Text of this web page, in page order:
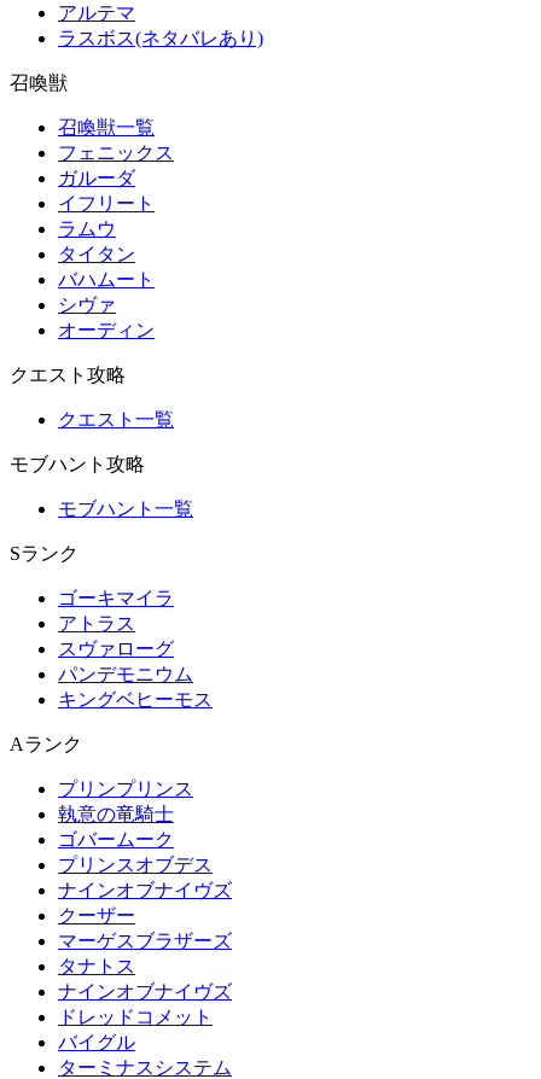
アルテマ
ラスボス(ネタバレあり)
召喚獣
召喚獣一覧
フェニックス
ガルーダ
イフリート
ラムウ
タイタン
バハムート
シヴァ
オーディン
クエスト攻略
クエスト一覧
モブハント攻略
モブハント一覧
Sランク
ゴーキマイラ
アトラス
スヴァローグ
パンデモニウム
キングベヒーモス
Aランク
プリンプリンス
執意の竜騎士
ゴバームーク
プリンスオブデス
ナインオブナイヴズ
クーザー
マーゲスブラザーズ
タナトス
ナインオブナイヴズ
ドレッドコメット
バイグル
ターミナスシステム